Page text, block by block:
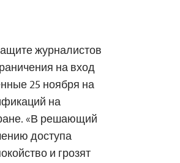
журналистов
на вход
25 ноября на
на
«В решающий
доступа
и грозят